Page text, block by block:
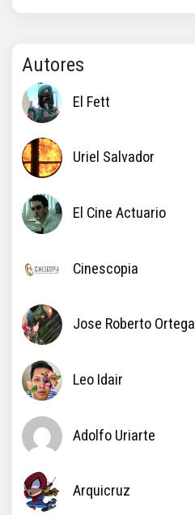
Autores
El Fett
Uriel Salvador
El Cine Actuario
Cinescopia
Jose Roberto Ortega
Leo Idair
Adolfo Uriarte
Arquicruz